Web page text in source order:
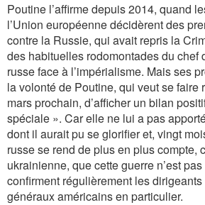
Poutine l’affirme depuis 2014, quand
l’Union européenne décidèrent des
contre la Russie, qui avait repris la
des habituelles rodomontades du chef
russe face à l’impérialisme. Mais ses
la volonté de Poutine, qui veut se faire
mars prochain, d’afficher un bilan
spéciale ». Car elle ne lui a pas
dont il aurait pu se glorifier et, vingt
russe se rend de plus en plus compte,
ukrainienne, que cette guerre n’est
confirment régulièrement les
généraux américains en particulier.